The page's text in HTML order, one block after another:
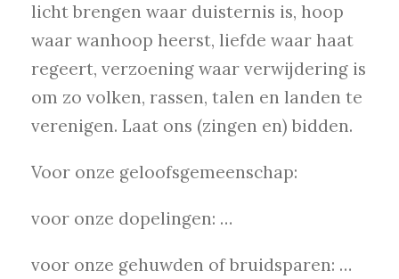
licht brengen waar duisternis is, hoop
waar wanhoop heerst, liefde waar haat
regeert, verzoening waar verwijdering is
om zo volken, rassen, talen en landen te
verenigen. Laat ons (zingen en) bidden.
Voor onze geloofsgemeenschap:
voor onze dopelingen: …
voor onze gehuwden of bruidsparen: …